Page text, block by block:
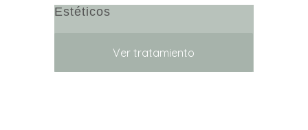
Estéticos
Ver tratamiento